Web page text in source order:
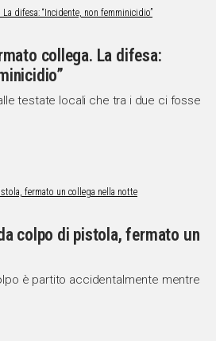
collega. La difesa:
testate locali che tra i due ci fosse
colpo di pistola, fermato un
è partito accidentalmente mentre